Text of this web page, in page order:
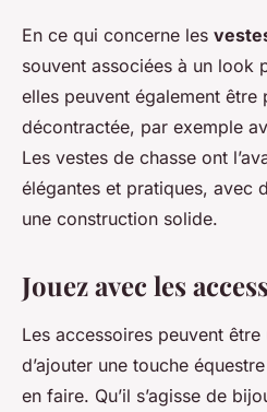
En ce qui concerne les
souvent associées à un look
elles peuvent également être
décontractée, par exemple
Les vestes de chasse ont
élégantes et pratiques, avec
une construction solide.
Jouez avec les
Les accessoires peuvent
d’ajouter une touche
en faire. Qu’il s’agisse de